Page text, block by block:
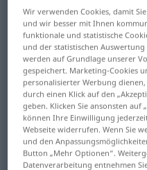
Verpflegungf keepfood
Kostfu.Wohnungf
Bergfriedm keep HIST
Wir verwenden Cookies, damit
und wir besser mit Ihnen
funktionale und statistische
und der statistischen
werden auf Grundlage unserer
gespeichert. Marketing-Cookies
personalisierter Werbung
durch einen Klick auf den
geben. Klicken Sie ansonsten auf
können Ihre Einwilligung
Webseite widerrufen. Wenn Sie
und den
Button „Mehr Optionen“.
Datenverarbeitung entnehmen